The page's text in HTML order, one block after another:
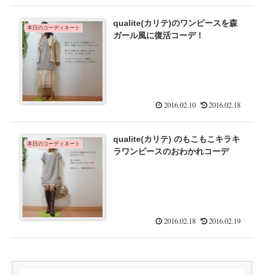
本日のコーディネート
qualite(カリテ)のワンピースを森
ガール風に復活コーデ！
2016.02.10 2016.02.18
本日のコーディネート
qualite(カリテ) のもこもこキラキ
ラワンピースのおわかれコーデ
2016.02.18 2016.02.19